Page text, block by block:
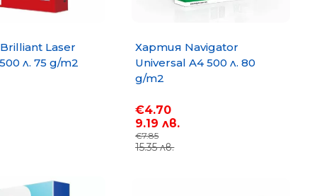
Laser
л. 75 g/m2
Хартия Navigator
Universal A4 500 л. 80
g/m2
€4.70
9.19 лв.
€7.85
15.35 лв.